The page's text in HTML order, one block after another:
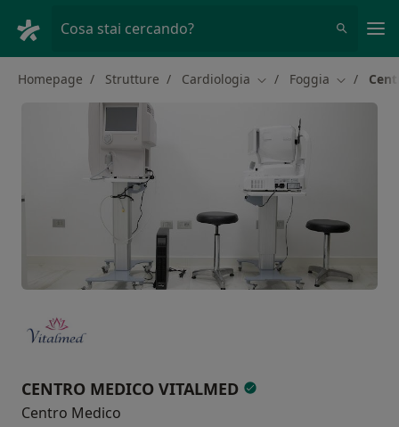
Cosa stai cercando?
Homepage Strutture Cardiologia Cambia città
Foggia Cambia
CENTRO MEDICO VITALMED
Centro Medico